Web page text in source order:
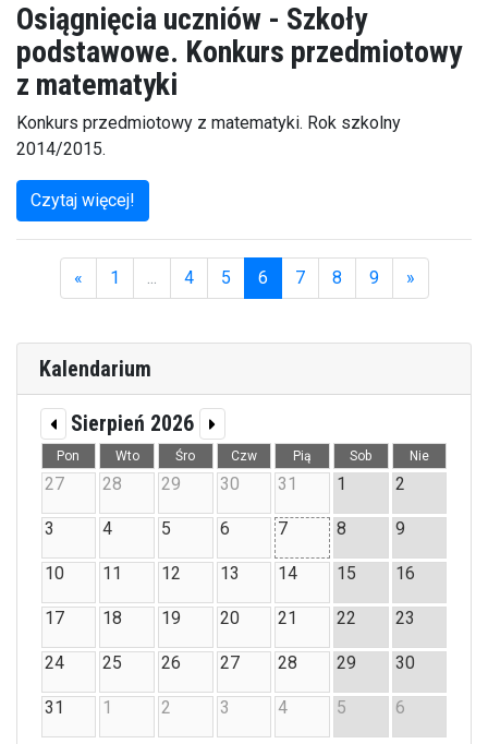
Osiągnięcia uczniów - Szkoły
podstawowe. Konkurs przedmiotowy
z matematyki
Konkurs przedmiotowy z matematyki. Rok szkolny
2014/2015.
Czytaj więcej!
« 1 ... 4 5
6
7 8 9 »
Kalendarium
Sierpień 2026
Pon Wto Śro Czw Pią Sob Nie
27 28 29 30 31 1 2
3 4 5 6 7 8 9
10 11 12 13 14 15 16
17 18 19 20 21 22 23
24 25 26 27 28 29 30
31 1 2 3 4 5 6